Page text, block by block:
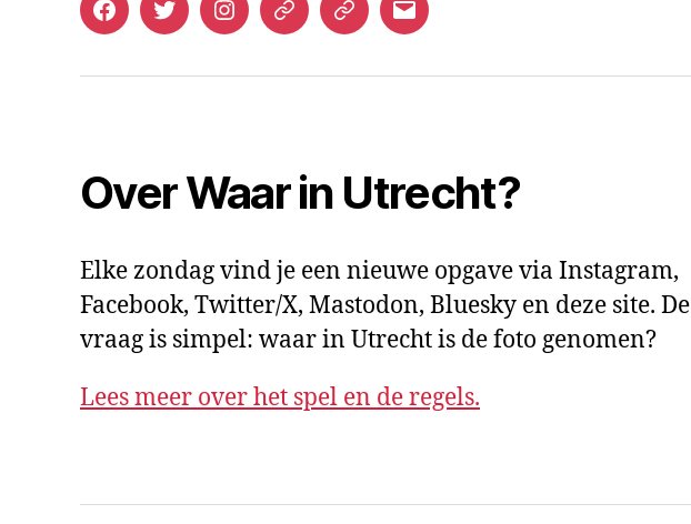
FacebookTwitterInstagramMastodonBlueskyE-
Over Waar in Utrecht?
Elke zondag vind je een nieuwe opgave via Instagram,
Facebook, Twitter/X, Mastodon, Bluesky en deze site. De
vraag is simpel: waar in Utrecht is de foto genomen?
Lees meer over het spel en de regels.